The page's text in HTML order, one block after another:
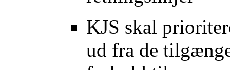
KJS skal
ud fra de